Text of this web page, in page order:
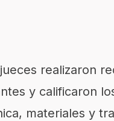
realizaron
y calificaron
materiales y